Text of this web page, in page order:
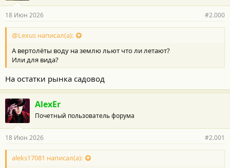
18 Июн 2026 #2.000
@Lexus написал(а):
А вертолёты воду на землю льют что ли летают?
Или для вида?
На остатки рынка садовод
AlexEr
Почетный пользователь форума
18 Июн 2026 #2.001
aleks17081 написал(а):